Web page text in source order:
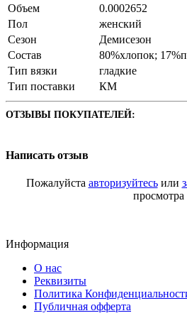
Объем
0.0002652
Пол
женский
Сезон
Демисезон
Состав
80%хлопок;
Тип вязки
гладкие
Тип поставки
КМ
ОТЗЫВЫ ПОКУПАТЕЛЕЙ:
Написать отзыв
Пожалуйста авторизуйтесьили
просмотра
Информация
О нас
Реквизиты
Политика
Публичная офферта